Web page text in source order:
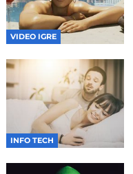
VIDEO IGRE
INFO TECH